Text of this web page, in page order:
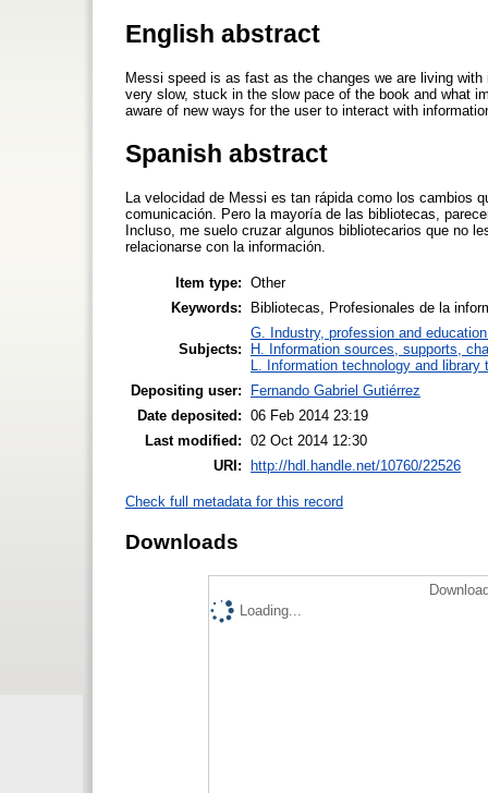
English abstract
Messi speed is as fast as the changes we are living
very slow, stuck in the slow pace of the book and what
aware of new ways for the user to interact with
Spanish abstract
La velocidad de Messi es tan rápida como los cambios
comunicación. Pero la mayoría de las bibliotecas,
Incluso, me suelo cruzar algunos bibliotecarios que no
relacionarse con la información.
Item type: Other
Keywords:
Bibliotecas, Profesionales de la
Subjects:
G. Industry, profession and
H. Information sources, supports,
L. Information technology and library
Depositing user:
Fernando Gabriel Gutiérrez
Date deposited: 06 Feb 2014 23:19
Last modified: 02 Oct 2014 12:30
URI:
http://hdl.handle.net/10760/22526
Check full metadata for this record
Downloads
Loading...